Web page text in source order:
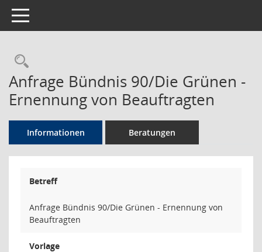
Toggle navigation
Rechercheauswahl
Anfrage Bündnis 90/Die Grünen -
Ernennung von Beauftragten
Informationen Beratungen
Betreff
Anfrage Bündnis 90/Die Grünen - Ernennung von
Beauftragten
Vorlage